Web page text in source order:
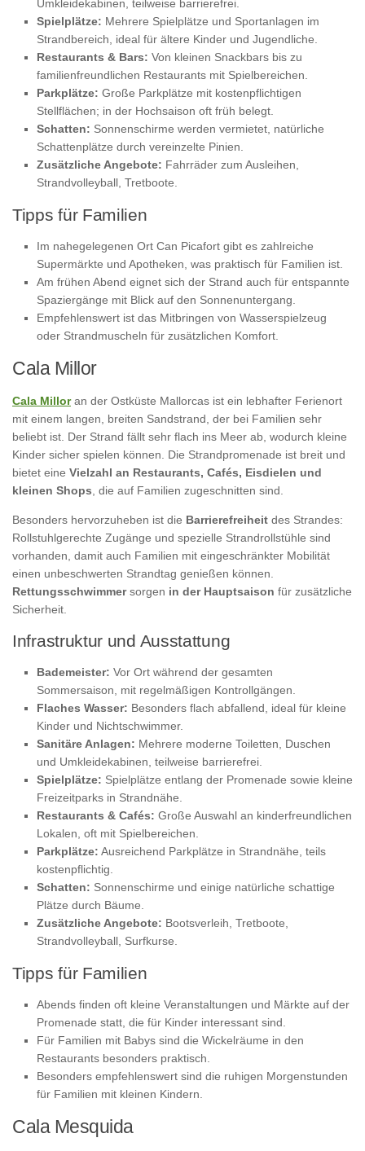
Umkleidekabinen, teilweise barrierefrei.
Spielplätze: Mehrere Spielplätze und Sportanlagen im
Strandbereich, ideal für ältere Kinder und Jugendliche.
Restaurants & Bars: Von kleinen Snackbars bis zu
familienfreundlichen Restaurants mit Spielbereichen.
Parkplätze: Große Parkplätze mit kostenpflichtigen
Stellflächen; in der Hochsaison oft früh belegt.
Schatten: Sonnenschirme werden vermietet, natürliche
Schattenplätze durch vereinzelte Pinien.
Zusätzliche Angebote: Fahrräder zum Ausleihen,
Strandvolleyball, Tretboote.
Tipps für Familien
Im nahegelegenen Ort Can Picafort gibt es zahlreiche
Supermärkte und Apotheken, was praktisch für Familien ist.
Am frühen Abend eignet sich der Strand auch für entspannte
Spaziergänge mit Blick auf den Sonnenuntergang.
Empfehlenswert ist das Mitbringen von Wasserspielzeug
oder Strandmuscheln für zusätzlichen Komfort.
Cala Millor
Cala Milloran der Ostküste Mallorcas ist ein lebhafter Ferienort
mit einem langen, breiten Sandstrand, der bei Familien sehr
beliebt ist. Der Strand fällt sehr flach ins Meer ab, wodurch kleine
Kinder sicher spielen können. Die Strandpromenade ist breit und
bietet eine Vielzahl an Restaurants, Cafés, Eisdielen und
kleinen Shops , die auf Familien zugeschnitten sind.
Besonders hervorzuheben ist die Barrierefreiheit des Strandes:
Rollstuhlgerechte Zugänge und spezielle Strandrollstühle sind
vorhanden, damit auch Familien mit eingeschränkter Mobilität
einen unbeschwerten Strandtag genießen können.
Rettungsschwimmersorgen in der Hauptsaison für zusätzliche
Sicherheit.
Infrastruktur und Ausstattung
Bademeister: Vor Ort während der gesamten
Sommersaison, mit regelmäßigen Kontrollgängen.
Flaches Wasser: Besonders flach abfallend, ideal für kleine
Kinder und Nichtschwimmer.
Sanitäre Anlagen: Mehrere moderne Toiletten, Duschen
und Umkleidekabinen, teilweise barrierefrei.
Spielplätze: Spielplätze entlang der Promenade sowie kleine
Freizeitparks in Strandnähe.
Restaurants & Cafés: Große Auswahl an kinderfreundlichen
Lokalen, oft mit Spielbereichen.
Parkplätze: Ausreichend Parkplätze in Strandnähe, teils
kostenpflichtig.
Schatten: Sonnenschirme und einige natürliche schattige
Plätze durch Bäume.
Zusätzliche Angebote: Bootsverleih, Tretboote,
Strandvolleyball, Surfkurse.
Tipps für Familien
Abends finden oft kleine Veranstaltungen und Märkte auf der
Promenade statt, die für Kinder interessant sind.
Für Familien mit Babys sind die Wickelräume in den
Restaurants besonders praktisch.
Besonders empfehlenswert sind die ruhigen Morgenstunden
für Familien mit kleinen Kindern.
Cala Mesquida